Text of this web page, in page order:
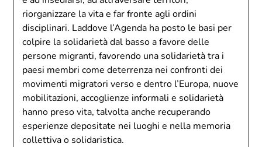
riorganizzare la vita e far fronte agli ordini
disciplinari. Laddove l’Agenda ha posto le basi per
colpire la solidarietà dal basso a favore delle
persone migranti, favorendo una solidarietà tra i
paesi membri come deterrenza nei confronti dei
movimenti migratori verso e dentro l’Europa, nuove
mobilitazioni, accoglienze informali e solidarietà
hanno preso vita, talvolta anche recuperando
esperienze depositate nei luoghi e nella memoria
collettiva o solidaristica.